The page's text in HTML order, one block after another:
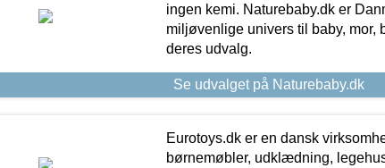
ingen kemi. Naturebaby.dk er
miljøvenlige univers til baby, mor,
deres udvalg.
Se udvalget på Naturebaby.dk
Eurotoys.dk er en dansk
børnemøbler, udklædning,